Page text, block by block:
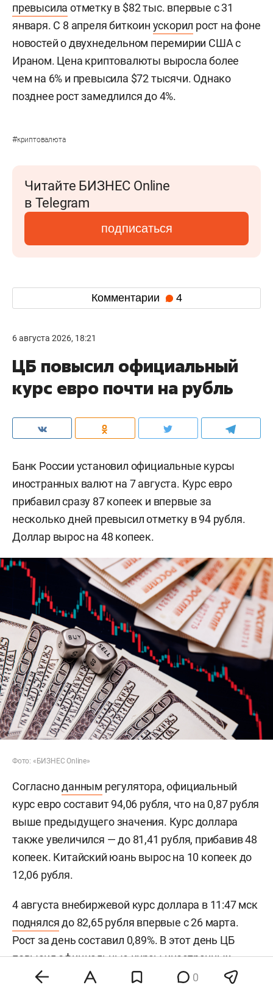
превысила отметку в $82 тыс. впервые с 31
января. С 8 апреля биткоин ускорил рост на фоне
новостей о двухнедельном перемирии США с
Ираном. Цена криптовалюты выросла более
чем на 6% и превысила $72 тысячи. Однако
позднее рост замедлился до 4%.
#криптовалюта
Читайте БИЗНЕС Online
в Telegram
подписаться
Комментарии 4
6 августа 2026, 18:21
ЦБ повысил официальный
курс евро почти на рубль
Банк России установил официальные курсы
иностранных валют на 7 августа. Курс евро
прибавил сразу 87 копеек и впервые за
несколько дней превысил отметку в 94 рубля.
Доллар вырос на 48 копеек.
Фото: «БИЗНЕС Online»
Согласноданным регулятора, официальный
курс евро составит 94,06 рубля, что на 0,87 рубля
выше предыдущего значения. Курс доллара
также увеличился — до 81,41 рубля, прибавив 48
копеек. Китайский юань вырос на 10 копеек до
12,06 рубля.
4 августа внебиржевой курс доллара в 11:47 мск
поднялсядо 82,65 рубля впервые с 26 марта.
Рост за день составил 0,89%. В этот день ЦБ
повысилофициальные курсы иностранных
валют на среду, 5 августа. По сравнению с
0